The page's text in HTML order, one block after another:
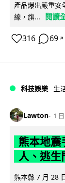
產品爆出嚴重安
線，旗...
閱讀
316 69 ↗
科技娛樂 生
Lawton 1 日
熊本地震
人、逃生
熊本縣 7 月 28